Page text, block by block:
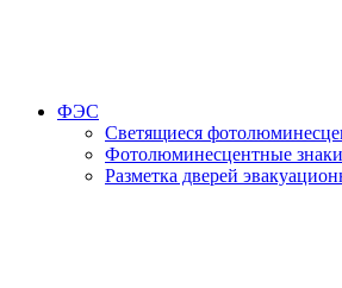
ФЭС
Светящиеся
Фотолюминесцентные
Разметка дверей